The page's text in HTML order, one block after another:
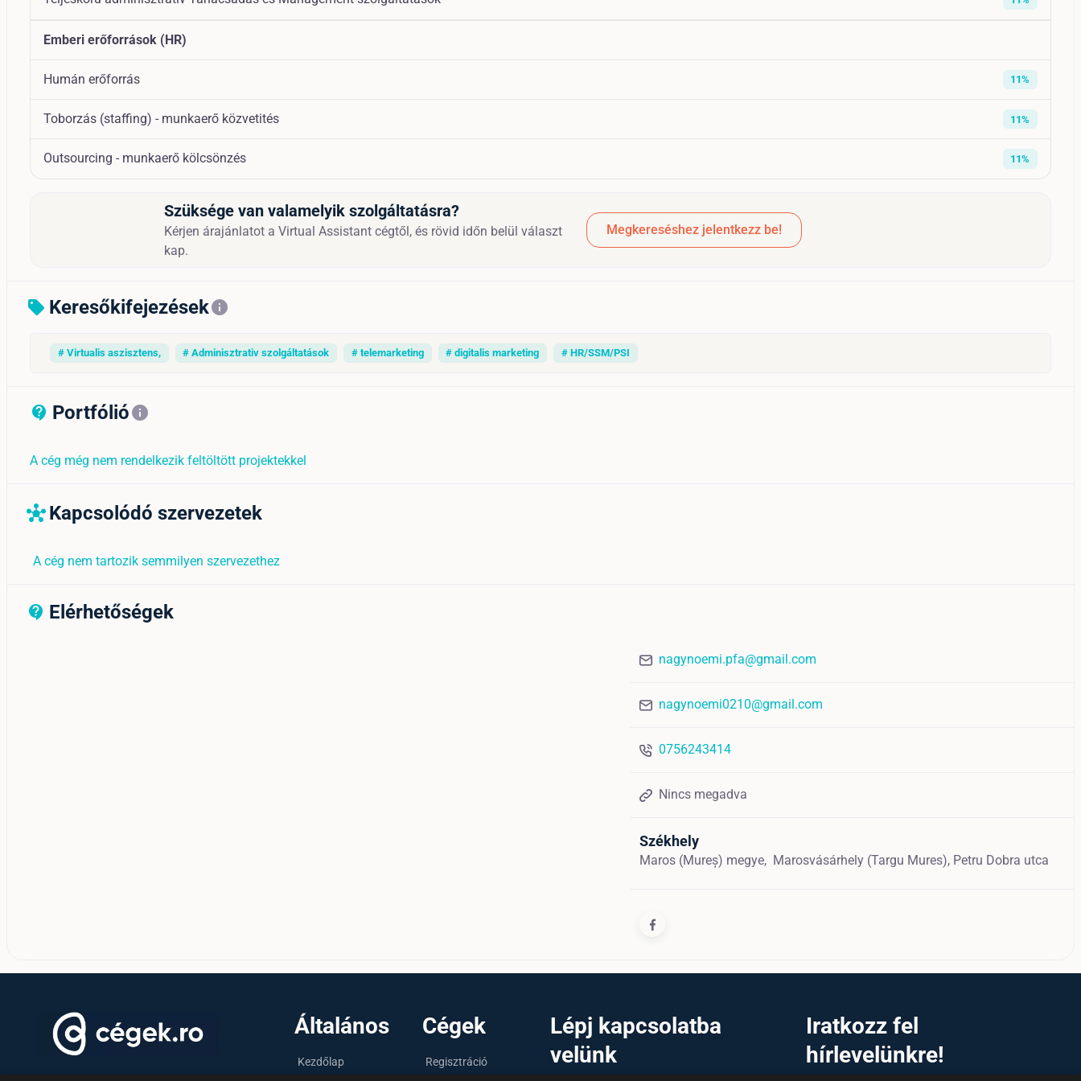
Emberi erőforrások (HR)
Humán erőforrás 11%
Toborzás (staffing) - munkaerő közvetités 11%
Outsourcing - munkaerő kölcsönzés 11%
Szüksége van valamelyik szolgáltatásra?
Kérjen árajánlatot a Virtual Assistant cégtől, és rövid időn belül választ
kap.
Megkereséshez jelentkezz be!
sell Keresőkifejezésekinfo
# Virtualis aszisztens, # Adminisztrativ szolgáltatások # telemarketing # digitalis marketing # HR/SSM/PSI
contact_support_outline
Portfólióinfo
A cég még nem rendelkezik feltöltött projektekkel
hub Kapcsolódó szervezetek
A cég nem tartozik semmilyen szervezethez
contact_support_outline
Elérhetőségek
nagynoemi.pfa@gmail.com
nagynoemi0210@gmail.com
0756243414
Nincs megadva
Székhely
Maros (Mureș) megye, Marosvásárhely (Targu Mures), Petru Dobra utca
Általános
Kezdőlap
Cégek
Regisztráció
Lépj kapcsolatba
velünk
Iratkozz fel
hírlevelünkre!